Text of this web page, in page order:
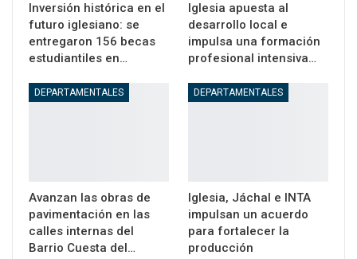
Inversión histórica en el
futuro iglesiano: se
entregaron 156 becas
estudiantiles en…
Iglesia apuesta al
desarrollo local e
impulsa una formación
profesional intensiva…
DEPARTAMENTALES
Avanzan las obras de
pavimentación en las
calles internas del
Barrio Cuesta del…
DEPARTAMENTALES
Iglesia, Jáchal e INTA
impulsan un acuerdo
para fortalecer la
producción